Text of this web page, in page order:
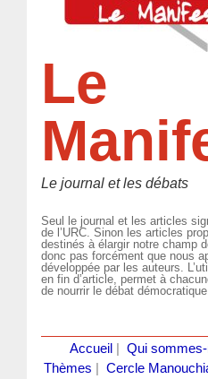
Le
Le journal et les débats
Seul le journal et les articles
de l’URC. Sinon les articles
destinés à élargir notre champ
donc pas forcément que nous
développée par les auteurs.
en fin d’article, permet à
de nourrir le débat démocratique.
Accueil Qui
Thèmes
Cercle